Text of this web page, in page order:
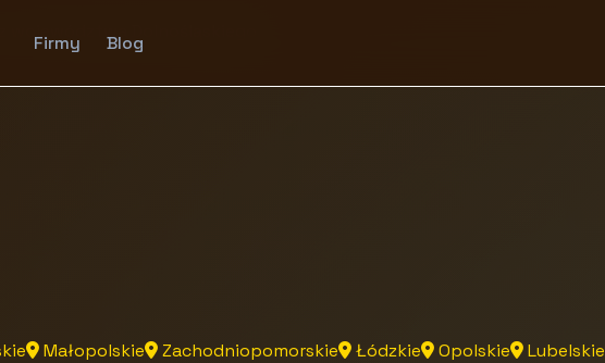
Firmy Blog
województwa Dolnośląskiego
Małopolskie Zachodniopomorskie Łódzkie Opolskie Lubelskie